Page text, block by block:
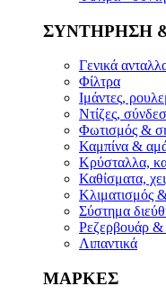
ΣΥΝΤΗΡΗΣΗ
Γενικά
Φίλτρα
Ιμάντες,
Ντίζες,
Φωτισμός &
Καμπίνα &
Κρύσταλλα,
Καθίσματα,
Κλιματισμός
Σύστημα
Ρεζερβουάρ &
Λιπαντικά
ΜΑΡΚΕΣ